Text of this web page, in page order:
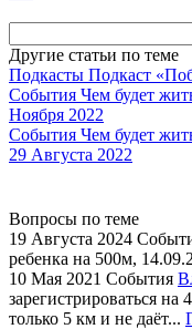
division
agent
watch
replica
showcases
substantial
areas.
replica
bvlgari
watches
+maserati
online
Другие статьи по теме
Подкасты Подкаст
События Чем будет
Ноября 2022
События Чем будет
29 Августа 2022
Вопросы по теме
19 Августа 2024
ребенка на 500м,
10 Мая 2021 События
зарегистрироваться
только 5 км и не даёт...